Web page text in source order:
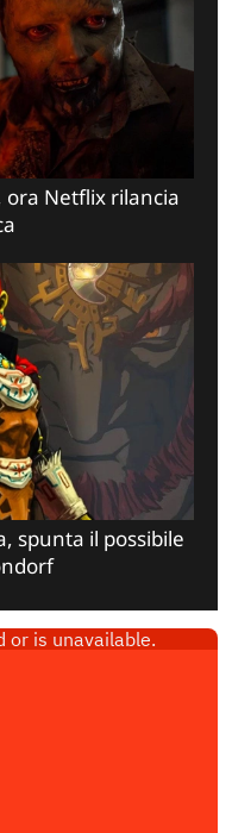
ora Netflix rilancia
spunta il possibile